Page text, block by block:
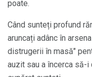
poate.
Când sunteți profund
aruncați adânc în
distrugerii în masă"
auzit sau a încerca să-